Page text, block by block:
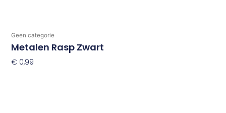
Geen categorie
Metalen Rasp Zwart
€ 0,99